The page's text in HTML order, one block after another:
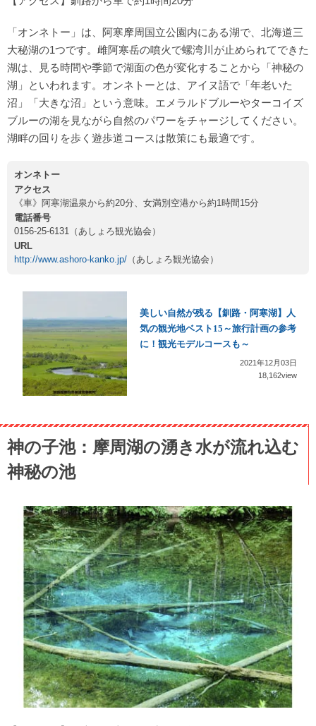
「オンネトー」は、阿寒摩周国立公園内にある湖で、北海道三
大秘湖の1つです。雌阿寒岳の噴火で螺湾川が止められてできた
湖は、見る時間や季節で湖面の色が変化することから「神秘の
湖」といわれます。オンネトーとは、アイヌ語で「年老いた
沼」「大きな沼」という意味。エメラルドブルーやターコイズ
ブルーの湖を見ながら自然のパワーをチャージしてください。
湖畔の回りを歩く遊歩道コースは散策にも最適です。
オンネトー
アクセス
《車》阿寒湖温泉から約20分、女満別空港から約1時間15分
電話番号
0156-25-6131（あしょろ観光協会）
URL
http://www.ashoro-kanko.jp/ （あしょろ観光協会）
美しい自然が残る【釧路・阿寒湖】人
気の観光地ベスト15～旅行計画の参考
に！観光モデルコースも～
2021年12月03日
18,162view
神の子池：摩周湖の湧き水が流れ込む
神秘の池